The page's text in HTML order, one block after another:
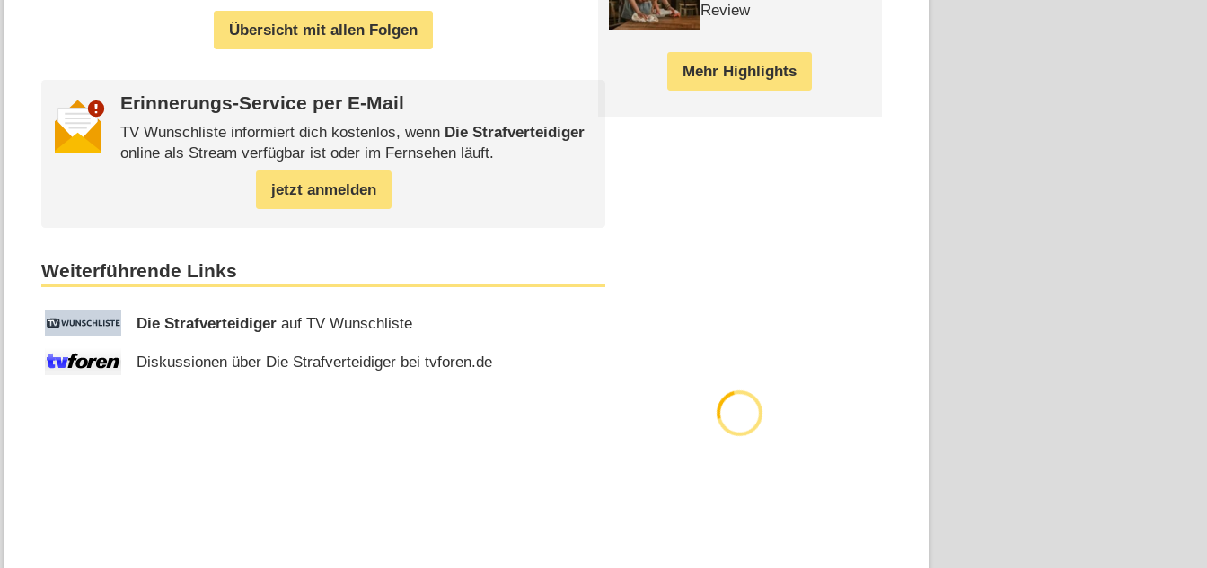
Übersicht mit allen Folgen
Erinnerungs-Service per E-Mail
TV Wunschliste informiert dich kostenlos, wenn Die Strafverteidiger
online als Stream verfügbar ist oder im Fernsehen läuft.
jetzt anmelden
Weiterführende Links
Die Strafverteidiger auf TV Wunschliste
Diskussionen über Die Strafverteidiger bei tvforen.de
Review
Mehr Highlights